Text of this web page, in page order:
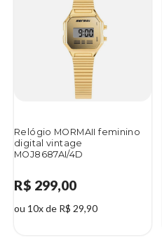
Relógio MORMAII feminino
digital vintage
MOJ8687AI/4D
R$ 299,00
ou 10x de R$ 29,90